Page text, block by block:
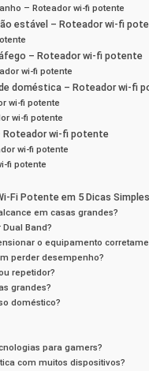
– Roteador wi-fi potente
estável – Roteador wi-fi
– Roteador wi-fi potente
wi-fi potente
doméstica – Roteador wi-fi
wi-fi potente
wi-fi potente
Roteador wi-fi potente
wi-fi potente
fi potente
Fi Potente em 5 Dicas Simples
em casas grandes?
Band?
o equipamento
perder desempenho?
repetidor?
grandes?
doméstico?
para gamers?
com muitos dispositivos?